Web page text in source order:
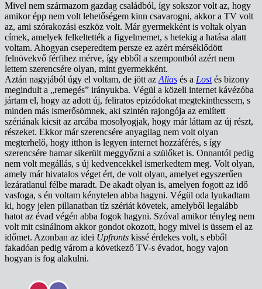
Mivel nem származom gazdag családból, így sokszor volt az, hogy
amikor épp nem volt lehetőségem kinn csavarogni, akkor a TV volt
az, ami szórakozási eszköz volt. Már gyermekként is voltak olyan
címek, amelyek felkeltették a figyelmemet, s hetekig a hatása alatt
voltam. Ahogyan cseperedtem persze ez azért mérséklődött
felnövekvő férfihez mérve, így ebből a szempontból azért nem
lettem szerencsére olyan, mint gyermekként.
Aztán nagyjából úgy el voltam, de jött az Alias és a Lost és bizony
megindult a „remegés” irányukba. Végül a közeli internet kávézóba
jártam el, hogy az adott új, feliratos epizódokat megtekinthessem, s
minden más ismerősömnek, aki szintén rajongója az említett
szériának kicsit az arcába mosolyogjak, hogy már láttam az új részt,
részeket. Ekkor már szerencsére anyagilag nem volt olyan
megterhelő, hogy itthon is legyen internet hozzáférés, s így
szerencsére hamar sikerült meggyőzni a szülőket is. Onnantól pedig
nem volt megállás, s új kedvencekkel ismerkedtem meg. Volt olyan,
amely már hivatalos véget ért, de volt olyan, amelyet egyszerűen
lezáratlanul félbe maradt. De akadt olyan is, amelyen fogott az idő
vasfoga, s én voltam kénytelen abba hagyni. Végül oda lyukadtam
ki, hogy jelen pillanatban tíz szériát követek, amelyből legalább
hatot az évad végén abba fogok hagyni. Szóval amikor tényleg nem
volt mit csinálnom akkor gondot okozott, hogy mivel is üssem el az
időmet. Azonban az idei Upfronts kissé érdekes volt, s ebből
fakadóan pedig várom a következő TV-s évadot, hogy vajon
hogyan is fog alakulni.